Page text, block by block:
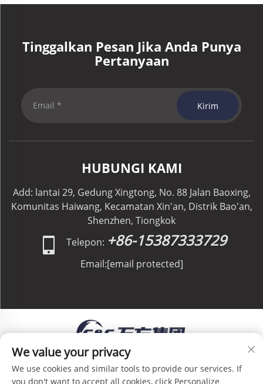
Tinggalkan Pesan Jika Anda Punya
Pertanyaan
Kirim
HUBUNGI KAMI
Add: lantai 29, Gedung Xingtong, No. 88 Jalan Baoxing,
Komunitas Haiwang, Kecamatan Xin'an, Distrik Bao'an,
Shenzhen, Tiongkok
Telepon: +86-15387333729
Email:[email protected]
Hak Cipta © C&C GLOBAL Logistics Co., Limited. Hak
Cipta Dilindungi Undang-Undang - Kebijakan Privasi
We value your privacy
We use cookies and similar tools to provide our services. If
you don't want to accept all cookies, click Personalize